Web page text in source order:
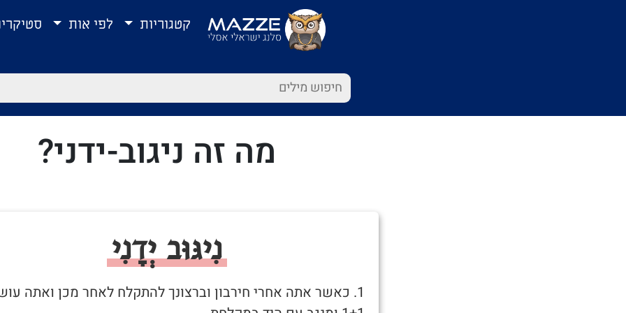
קטגוריות לפי אות
מה זה ניגוב-ידני?
נִיגּוּב יְדָנִי
1. כאשר אתה אחרי חירבון וברצונך להתקלח לאחר מכן ואתה